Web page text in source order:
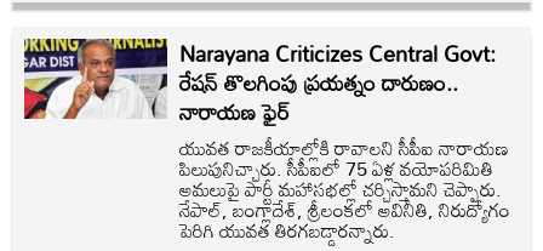
Narayana Criticizes Central Govt:
రేషన్ తొలగింపు ప్రయత్నం దారుణం..
నారాయణ ఫైర్
యువత రాజకీయాల్లోకి రావాలని సీపీఐ నారాయణ
పిలుపునిచ్చారు. సీపీఐలో 75 ఏళ్ల వయోపరిమితి
అమలుపై పార్టీ మహాసభల్లో చర్చిస్తామని చెప్పారు.
నేపాల్, బంగ్లాదేశ్, శ్రీలంకలో అవినీతి, నిరుద్యోగం
పెరిగి యువత తిరగబడ్డారన్నారు.